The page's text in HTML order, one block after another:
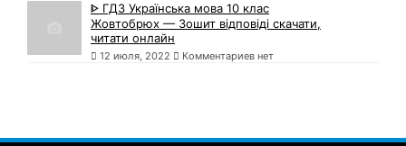
ᐈ ГДЗ Українська мова 10 клас
Жовтобрюх — Зошит відповіді скачати,
читати онлайн
12 июля, 2022 Комментариев нет